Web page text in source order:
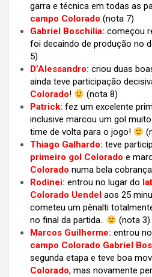
garra e técnica em todas as
campo Colorado (nota 7)
Gabriel Boschilia: começou
foi decaindo de produção no
5)
D’Alessandro: criou duas
ainda teve participação
Colorado!
(nota 8)
Patrick: fez um excelente
inclusive marcou um gol
time de volta para o jogo!
Thiago Galhardo: teve
primeiro gol Colorado e
Colorado numa bela
Rodinei: entrou no lugar do
Colorado Uendel aos 25
cometeu um pênalti
no final da partida..
(nota 3)
Marcos Guilherme: entrou
campo Colorado Gabriel
segunda etapa e teve boa
Colorado, mas novamente